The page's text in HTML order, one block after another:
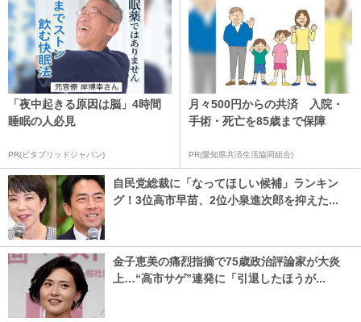
「夜中起きる原因は脳」4時間
睡眠の人必見
PR(ビタブリッドジャパン)
月々500円からの共済 入院・
手術・死亡を85歳まで保障
PR(愛知県共済生活協同組合)
自民党総裁に「なってほしい候補」ランキン
グ！3位高市早苗、2位小泉進次郎を抑えた...
金子恵美の痛烈指摘で75歳政治評論家が大炎
上…“高市サゲ”連発に「引退したほうが...